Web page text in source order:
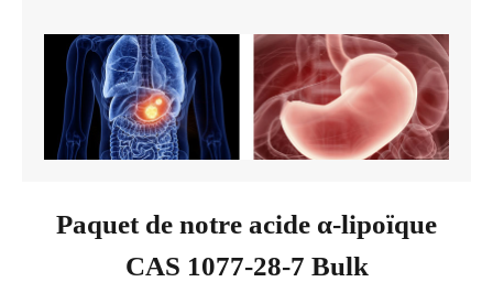
Paquet de notre acide α-lipoïque
CAS 1077-28-7 Bulk